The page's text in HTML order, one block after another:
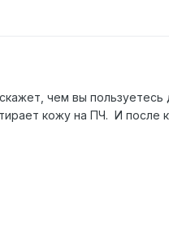
чем вы пользуетесь
кожу на ПЧ. И